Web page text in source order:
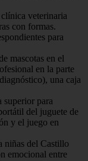
veterinaria
con formas.
para
mascotas en el
en la parte
una caja
para
del juguete de
y el juego en
niñas del Castillo
emocional entre